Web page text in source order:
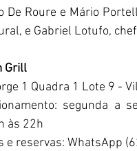
De Roure e Mário
e Gabriel Lotufo,
Grill
1 Quadra 1 Lote 9 -
segunda a
às 22h
e reservas: WhatsApp